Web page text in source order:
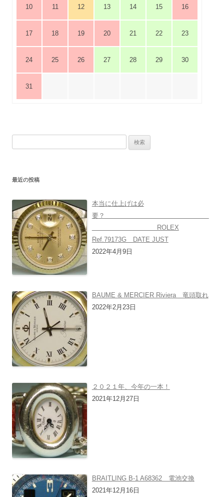
10 11 12 13 14 15 16
17 18 19 20 21 22 23
24 25 26 27 28 29 30
31
最近の投稿
本当に仕上げは必
要？
ROLEX
Ref.79173G DATE JUST
2022年4月9日
BAUME & MERCIER Riviera 竜頭取れ
2022年2月23日
２０２１年、今年の一本！
2021年12月27日
BRAITLING B-1 A68362 電池交換
2021年12月16日